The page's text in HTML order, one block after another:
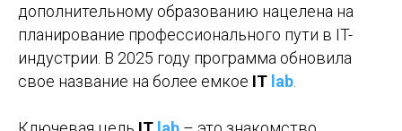
дополнительному образованию нацелена на
планирование профессионального пути в IT-
индустрии. В 2025 году программа обновила
свое название на более емкое IT lab